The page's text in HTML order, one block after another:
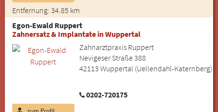
Entfernung: 34.85 km
Egon-Ewald Ruppert
Zahnersatz & Implantate in Wuppertal
Zahnarztpraxis Ruppert
Nevigeser Straße 388
42113 Wuppertal (Uellendahl-Katernberg)
0202-720175